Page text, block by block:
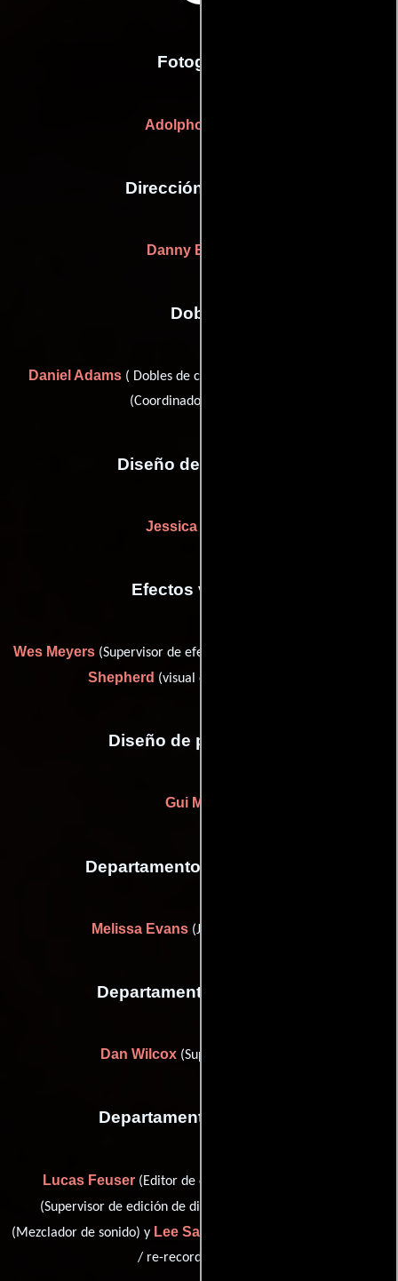
Fotografia
Adolpho Veloso
Dirección artística
Danny Bravens
Dobles
Daniel Adams ( Dobles de chófer) y
(Coordinador de dobles)
Diseño de vestuario
Jessica Wenger
Efectos visuales
Wes Meyers (Supervisor de efectos visuales) y
Shepherd (visual effects: main titles)
Diseño de producción
Gui Marini
Departamento de maquillaje
Melissa Evans (Jefe de maquillaje)
Departamento de musica
Dan Wilcox (Supervisor musical)
Departamento de sonido
Lucas Feuser (Editor de diálogo),
(Supervisor de edición de diálogo),
(Mezclador de sonido) y Lee Salevan
/ re-recording mixer)